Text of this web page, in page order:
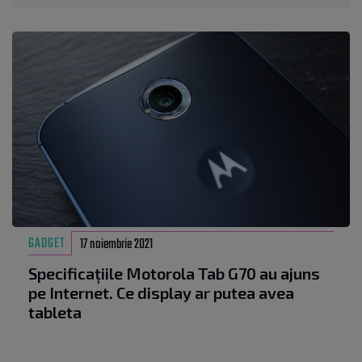
GADGET 17 noiembrie 2021
Specificațiile Motorola Tab G70 au ajuns
pe Internet. Ce display ar putea avea
tableta